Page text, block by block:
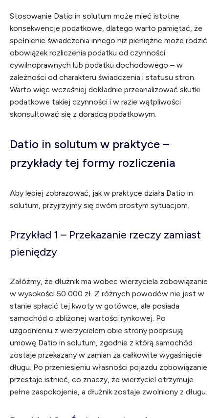
Stosowanie Datio in solutum może mieć istotne
konsekwencje podatkowe, dlatego warto pamiętać, że
spełnienie świadczenia innego niż pieniężne może rodzić
obowiązek rozliczenia podatku od czynności
cywilnoprawnych lub podatku dochodowego – w
zależności od charakteru świadczenia i statusu stron.
Warto więc wcześniej dokładnie przeanalizować skutki
podatkowe takiej czynności i w razie wątpliwości
skonsultować się z doradcą podatkowym.
Datio in solutum w praktyce –
przykłady tej formy rozliczenia
Aby lepiej zobrazować, jak w praktyce działa Datio in
solutum, przyjrzyjmy się dwóm prostym sytuacjom.
Przykład 1 – Przekazanie rzeczy zamiast
pieniędzy
Załóżmy, że dłużnik ma wobec wierzyciela zobowiązanie
w wysokości 50 000 zł. Z różnych powodów nie jest w
stanie spłacić tej kwoty w gotówce, ale posiada
samochód o zbliżonej wartości rynkowej. Po
uzgodnieniu z wierzycielem obie strony podpisują
umowę Datio in solutum, zgodnie z którą samochód
zostaje przekazany w zamian za całkowite wygaśnięcie
długu. Po przeniesieniu własności pojazdu zobowiązanie
przestaje istnieć, co znaczy, że wierzyciel otrzymuje
pełne zaspokojenie, a dłużnik zostaje zwolniony z długu.